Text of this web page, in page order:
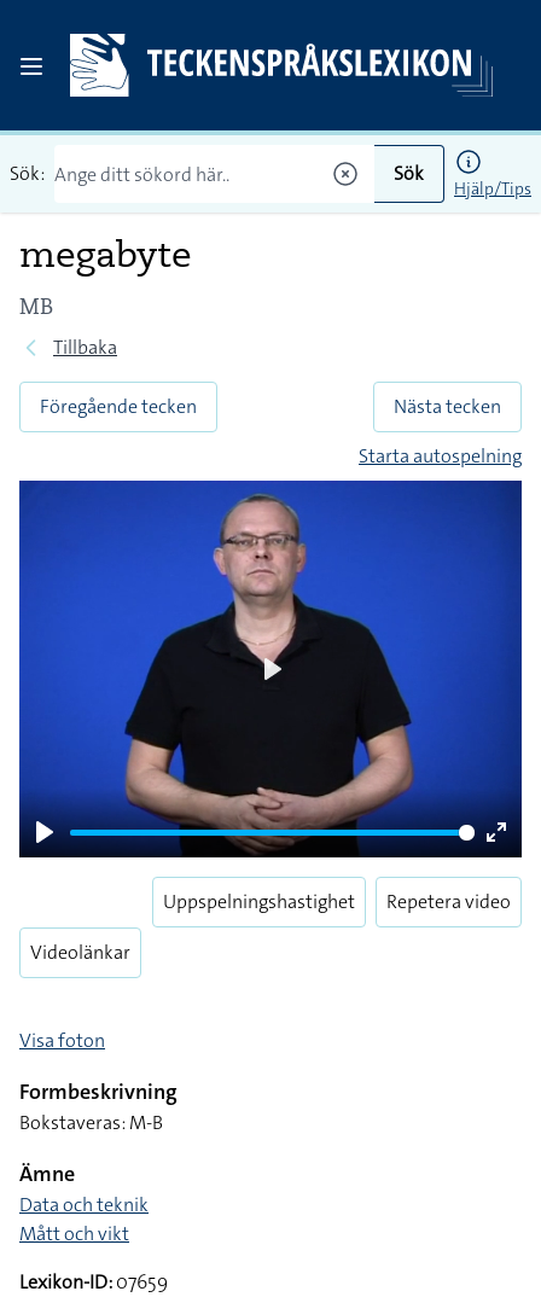
Sök: Sök
Hjälp/Tips
megabyte
MB
Tillbaka
Föregående tecken
Nästa tecken
Starta autospelning
Play
Enter
Videolänkar
Uppspelningshastighet Repetera video
Visa foton
Formbeskrivning
Bokstaveras: M-B
Ämne
Data och teknik
Mått och vikt
Lexikon-ID:07659